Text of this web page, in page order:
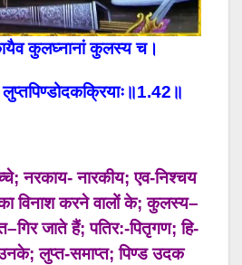
कुलघ्नानां कुलस्य च।
लुप्तपिण्डोदकक्रियाः॥1.42॥
नरकाय- नारकीय; एव-निश्चय
विनाश करने वालों के; कुलस्य–
जाते हैं; पतिर:-पितृगण; हि-
लुप्त-समाप्त; पिण्ड उदक